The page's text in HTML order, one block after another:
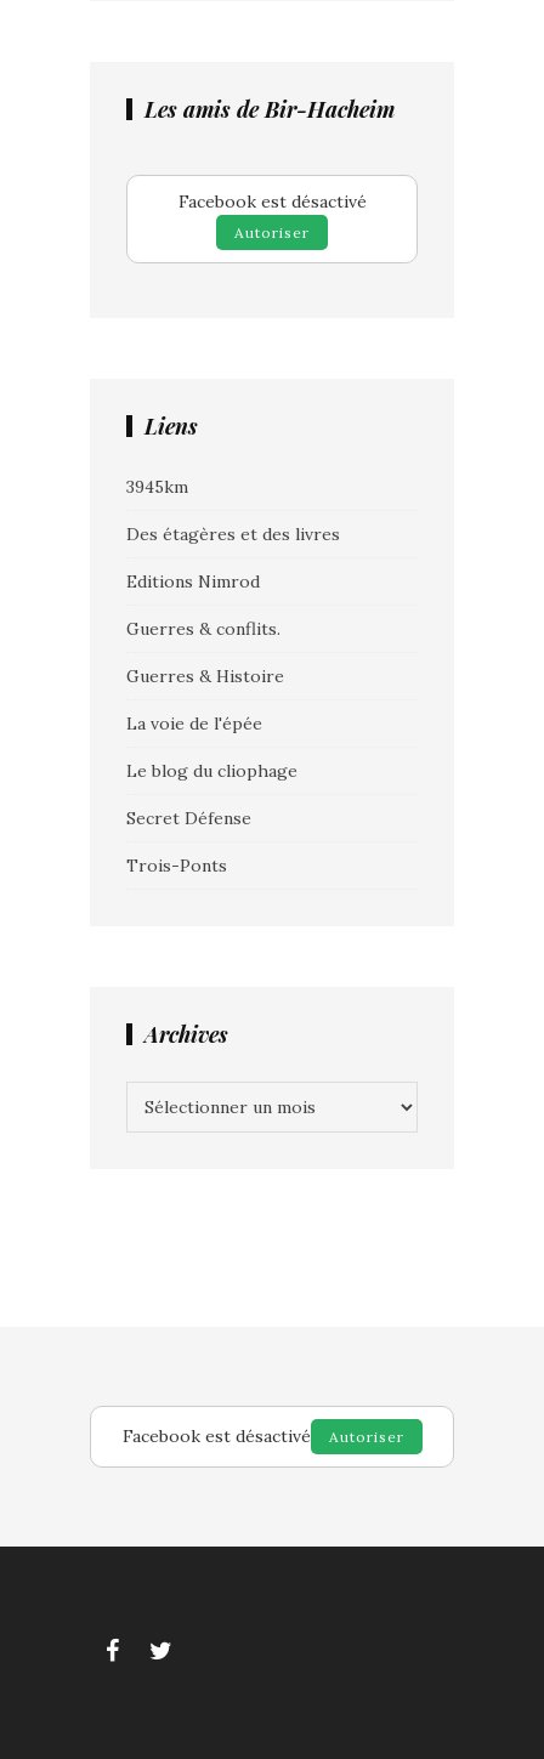
Les amis de Bir-Hacheim
Facebook est désactivé
Autoriser
Liens
3945km
Des étagères et des livres
Editions Nimrod
Guerres & conflits.
Guerres & Histoire
La voie de l'épée
Le blog du cliophage
Secret Défense
Trois-Ponts
Archives
Facebook est désactivé Autoriser